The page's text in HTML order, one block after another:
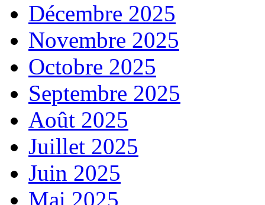
Décembre 2025
Novembre 2025
Octobre 2025
Septembre 2025
Août 2025
Juillet 2025
Juin 2025
Mai 2025